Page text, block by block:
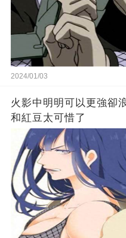
2024/01/03
火影中明明可以更強卻
和紅豆太可惜了